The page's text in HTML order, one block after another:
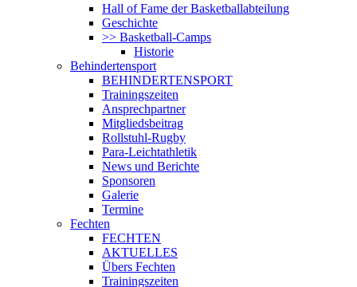
Hall of Fame der Basketballabteilung
Geschichte
>> Basketball-Camps
Historie
Behindertensport
BEHINDERTENSPORT
Trainingszeiten
Ansprechpartner
Mitgliedsbeitrag
Rollstuhl-Rugby
Para-Leichtathletik
News und Berichte
Sponsoren
Galerie
Termine
Fechten
FECHTEN
AKTUELLES
Übers Fechten
Trainingszeiten